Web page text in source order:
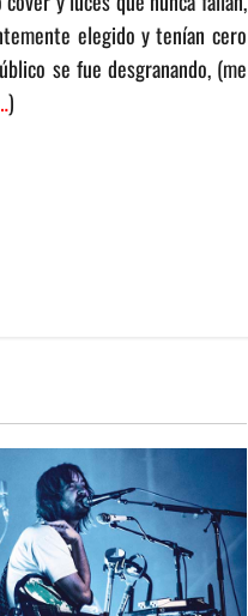
elegido y tenían cero
se fue desgranando, (me
)